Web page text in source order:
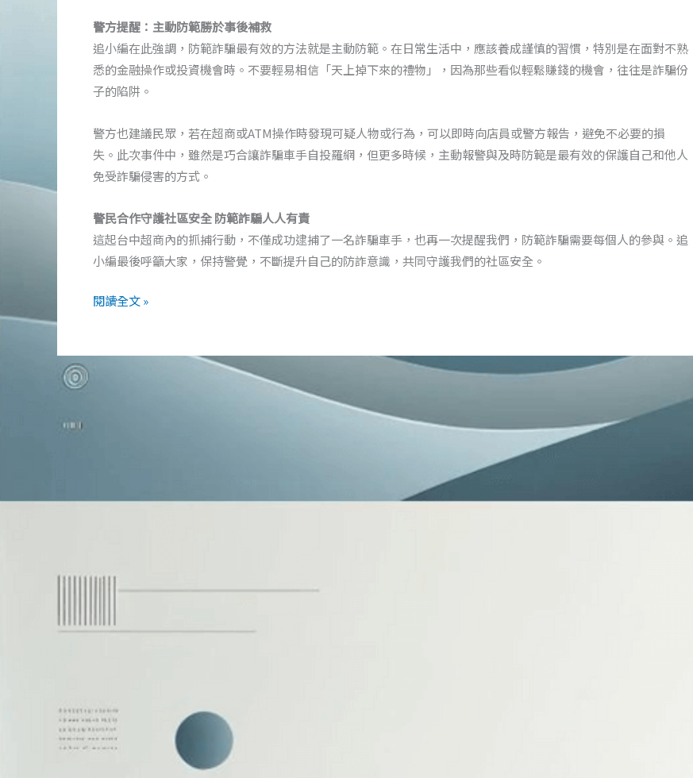
警方提醒：主動防範勝於事後補救
追小編在此強調，防範詐騙最有效的方法就是主動防範。在日常生活中，應該養成謹慎的習慣，特別是在面對不熟
悉的金融操作或投資機會時。不要輕易相信「天上掉下來的禮物」，因為那些看似輕鬆賺錢的機會，往往是詐騙份
子的陷阱。
警方也建議民眾，若在超商或ATM操作時發現可疑人物或行為，可以即時向店員或警方報告，避免不必要的損
失。此次事件中，雖然是巧合讓詐騙車手自投羅網，但更多時候，主動報警與及時防範是最有效的保護自己和他人
免受詐騙侵害的方式。
警民合作守護社區安全 防範詐騙人人有責
這起台中超商內的抓捕行動，不僅成功逮捕了一名詐騙車手，也再一次提醒我們，防範詐騙需要每個人的參與。追
小編最後呼籲大家，保持警覺，不斷提升自己的防詐意識，共同守護我們的社區安全。
台
智
截
慌
失
措
閱讀全文 »